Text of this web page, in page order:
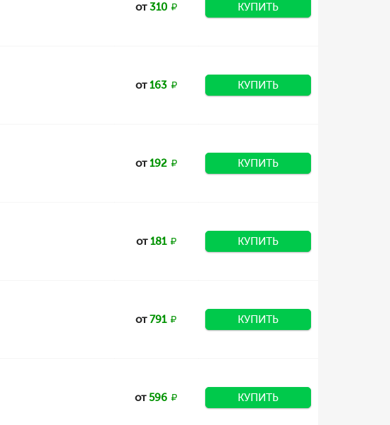
от310 КУПИТЬ
от163 КУПИТЬ
от192 КУПИТЬ
от181 КУПИТЬ
от791 КУПИТЬ
от596 КУПИТЬ